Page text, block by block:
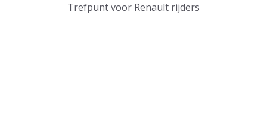
Trefpunt voor Renault rijders